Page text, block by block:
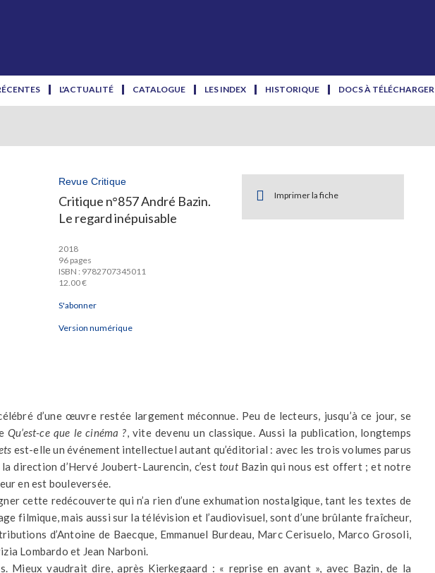
L'ACTUALITÉ CATALOGUE LES INDEX HISTORIQUE DOCS À TÉLÉCHARGER
Revue Critique
Critique n°857 André Bazin.
Le regard inépuisable
2018
96 pages
ISBN : 9782707345011
12.00 €
S'abonner
Version numérique
Imprimer la fiche
d’une œuvre restée largement méconnue. Peu de lecteurs, jusqu’à ce jour, se
Qu’est-ce que le cinéma ?, vite devenu un classique. Aussi la publication, longtemps
est-elle un événement intellectuel autant qu’éditorial : avec les trois volumes parus
direction d’Hervé Joubert-Laurencin, c’est toutBazin qui nous est offert ; et notre
en est bouleversée.
cette redécouverte qui n’a rien d’une exhumation nostalgique, tant les textes de
filmique, mais aussi sur la télévision et l’audiovisuel, sont d’une brûlante fraîcheur,
d’Antoine de Baecque, Emmanuel Burdeau, Marc Cerisuelo, Marco Grosoli,
Lombardo et Jean Narboni.
Mieux vaudrait dire, après Kierkegaard : « reprise en avant », avec Bazin, de la